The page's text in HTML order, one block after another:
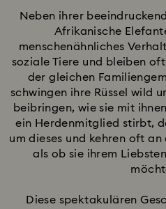
Neben ihrer
Afrikanische
menschenähnliches
soziale Tiere und bleiben
der gleichen
schwingen ihre Rüssel wild
beibringen, wie sie mit
ein Herdenmitglied stirbt,
um dieses und kehren oft an
als ob sie ihrem
Diese spektakulären